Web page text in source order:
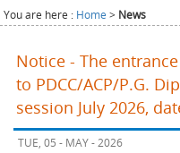
You are here : Home > News
Notice - The
to PDCC/ACP/P.G.
session July 2026,
TUE, 05 - MAY - 2026